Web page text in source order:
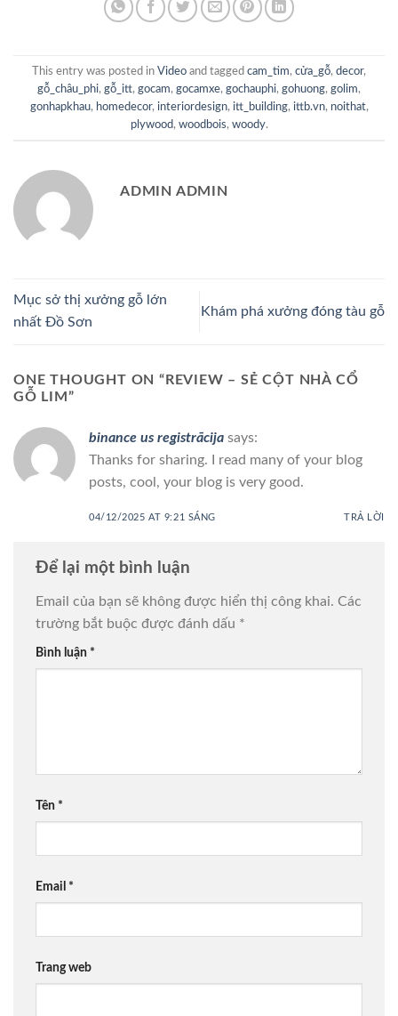
This entry was posted in Video and tagged cam_tim, cửa_gỗ, decor,
gỗ_châu_phi, gỗ_itt, gocam, gocamxe, gochauphi, gohuong, golim,
gonhapkhau, homedecor, interiordesign, itt_building, ittb.vn, noithat,
plywood, woodbois, woody.
ADMIN ADMIN
Mục sở thị xưởng gỗ lớn
nhất Đồ Sơn
Khám phá xưởng đóng tàu gỗ
ONE THOUGHT ON “ REVIEW – SẺ CỘT NHÀ CỔ
GỖ LIM ”
binance us registrācija says:
Thanks for sharing. I read many of your blog
posts, cool, your blog is very good.
04/12/2025 AT 9:21 SÁNG TRẢ LỜI
Để lại một bình luận
Email của bạn sẽ không được hiển thị công khai. Các
trường bắt buộc được đánh dấu *
Bình luận *
Tên *
Email *
Trang web